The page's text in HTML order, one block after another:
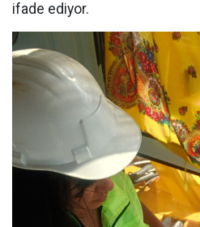
ifade ediyor.